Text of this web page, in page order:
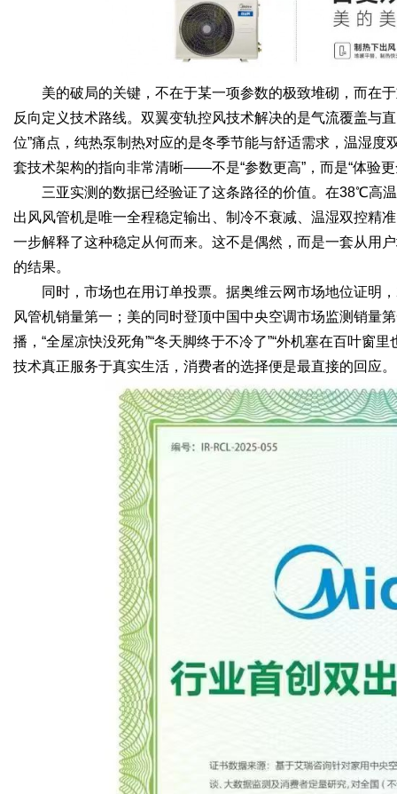
美的破局的关键，不在于某一项参数的极致堆砌，而在
反向定义技术路线。双翼变轨控风技术解决的是气流覆盖与
位”痛点，纯热泵制热对应的是冬季节能与舒适需求，温湿
套技术架构的指向非常清晰——不是“参数更高”，而是“体验更
三亚实测的数据已经验证了这条路径的价值。在38℃高
出风风管机是唯一全程稳定输出、制冷不衰减、温湿双控精
一步解释了这种稳定从何而来。这不是偶然，而是一套从用
的结果。
同时，市场也在用订单投票。据奥维云网市场地位证明
风管机销量第一；美的同时登顶中国中央空调市场监测销量
播，“全屋凉快没死角”“冬天脚终于不冷了”“外机塞在百叶
技术真正服务于真实生活，消费者的选择便是最直接的回应。